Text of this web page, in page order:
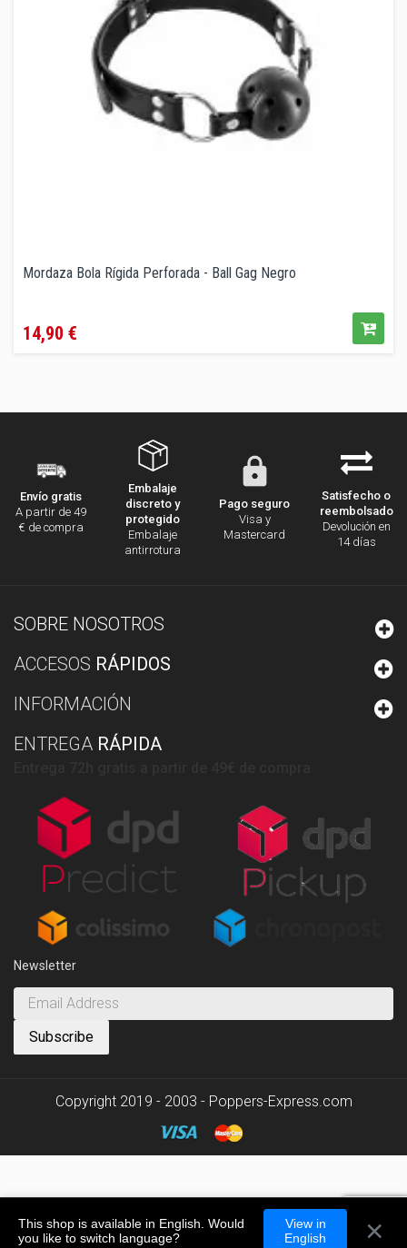
Mordaza Bola Rígida Perforada - Ball Gag Negro
14,90 €
Envío gratis
A partir de 49
€ de compra
Embalaje
discreto y
protegido
Embalaje
antirrotura
Pago seguro
Visa y
Mastercard
Satisfecho o
reembolsado
Devolución en
14 días
SOBRE NOSOTROS
ACCESOS RÁPIDOS
INFORMACIÓN
ENTREGA RÁPIDA
Newsletter
Copyright 2019 - 2003 - Poppers-Express.com
This shop is available in English. Would
you like to switch language?
View in
English
×